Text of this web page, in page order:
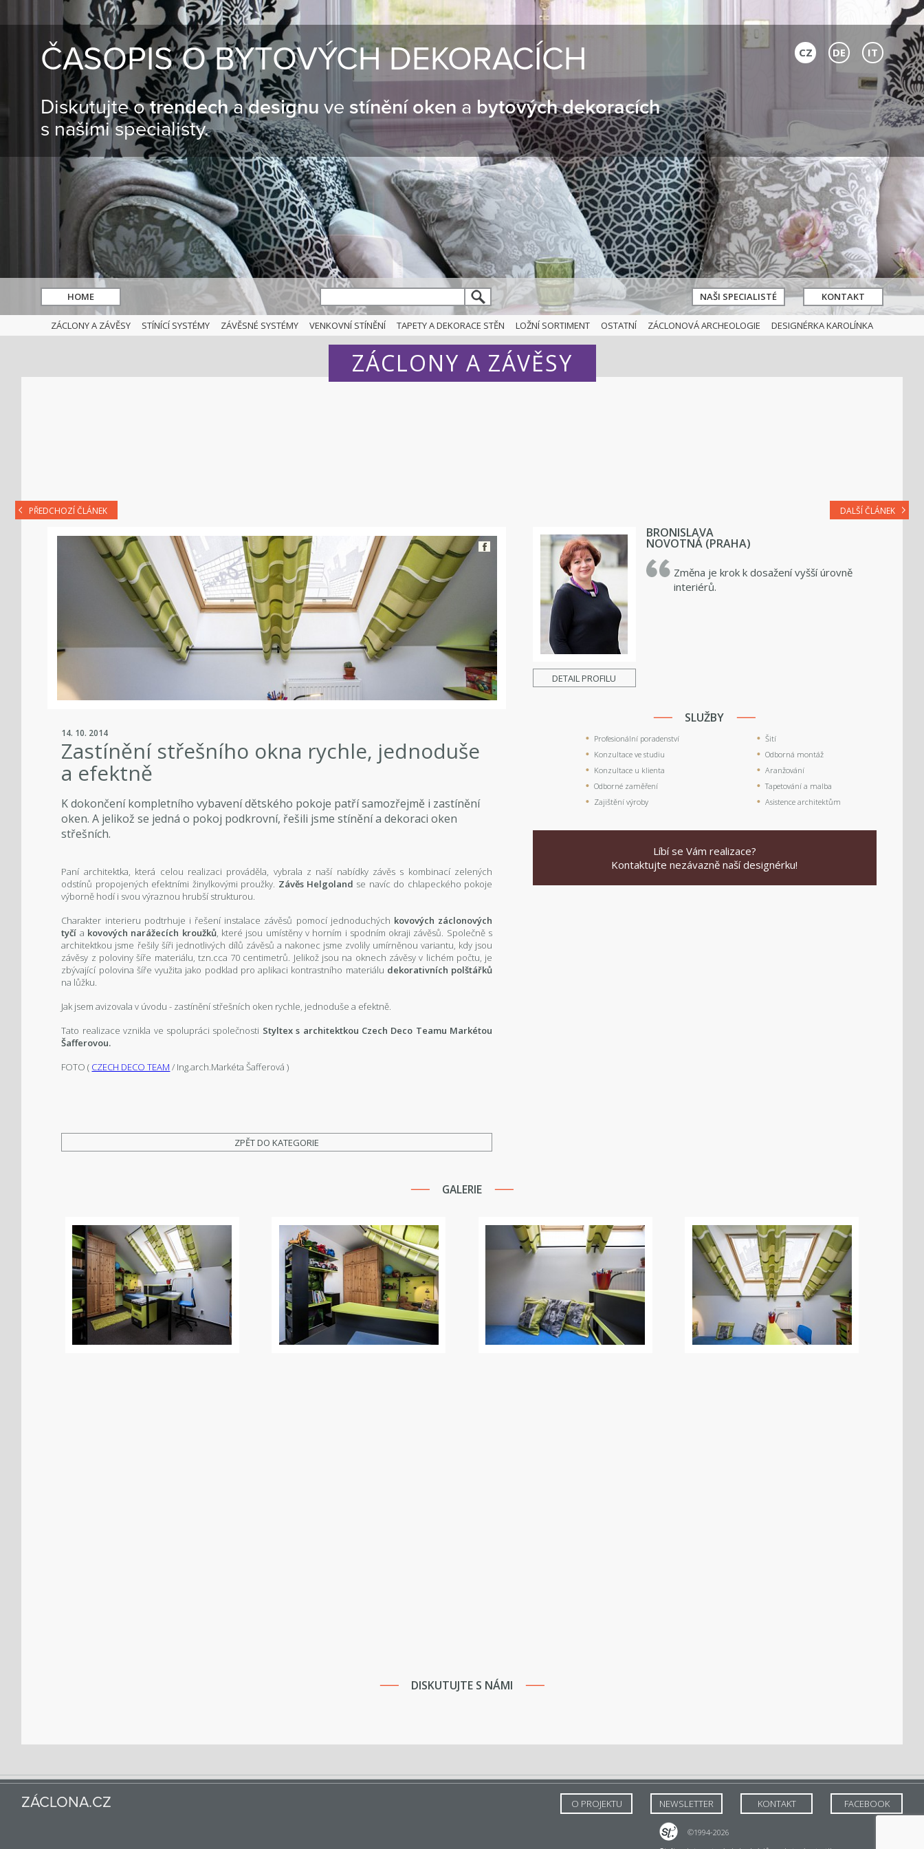
ČASOPIS O BYTOVÝCH DEKORACÍCH
Diskutujte otrendechadesignu ve stínění oken a bytových dekoracích
s našimi specialisty.
CZ DE IT
HOME NAŠI SPECIALISTÉ KONTAKT
ZÁCLONY A ZÁVĚSY STÍNÍCÍ SYSTÉMY ZÁVĚSNÉ SYSTÉMY VENKOVNÍ STÍNĚNÍ TAPETY A DEKORACE STĚN LOŽNÍ SORTIMENT OSTATNÍ ZÁCLONOVÁ ARCHEOLOGIE DESIGNÉRKA KAROLÍNKA
ZÁCLONY A ZÁVĚSY
PŘEDCHOZÍ ČLÁNEK DALŠÍ ČLÁNEK
14. 10. 2014
Zastínění střešního okna rychle, jednoduše
a efektně
K dokončení kompletního vybavení dětského pokoje patří samozřejmě i zastínění
oken. A jelikož se jedná o pokoj podkrovní, řešili jsme stínění a dekoraci oken
střešních.
Paní architektka, která celou realizaci prováděla, vybrala z naší nabídky závěs s kombinací zelených
odstínů propojených efektními žinylkovými proužky. Závěs Helgoland se navíc do chlapeckého pokoje
výborně hodí i svou výraznou hrubší strukturou.
Charakter interieru podtrhuje i řešení instalace závěsů pomocí jednoduchých kovových záclonových
tyčí a kovových narážecích kroužků, které jsou umístěny v horním i spodním okraji závěsů. Společně s
architektkou jsme řešily šíři jednotlivých dílů závěsů a nakonec jsme zvolily umírněnou variantu, kdy jsou
závěsy z poloviny šíře materiálu, tzn.cca 70 centimetrů. Jelikož jsou na oknech závěsy v lichém počtu, je
zbývající polovina šíře využita jako podklad pro aplikaci kontrastního materiálu dekorativních polštářků
na lůžku.
Jak jsem avizovala v úvodu - zastínění střešních oken rychle, jednoduše a efektně.
Tato realizace vznikla ve spolupráci společnosti Styltex s architektkou Czech Deco Teamu Markétou
Šafferovou.
FOTO ( CZECH DECO TEAM / Ing.arch.Markéta Šafferová )
ZPĚT DO KATEGORIE
DETAIL PROFILU
BRONISLAVA
NOVOTNÁ (PRAHA)
Změna je krok k dosažení vyšší úrovně
interiérů.
SLUŽBY
Profesionální poradenství
Konzultace ve studiu
Konzultace u klienta
Odborné zaměření
Zajištění výroby
Šití
Odborná montáž
Aranžování
Tapetování a malba
Asistence architektům
Líbí se Vám realizace?
Kontaktujte nezávazně naší designérku!
GALERIE
DISKUTUJTE S NÁMI
ZÁCLONA.CZ O PROJEKTU NEWSLETTER KONTAKT FACEBOOK
©1994-2026